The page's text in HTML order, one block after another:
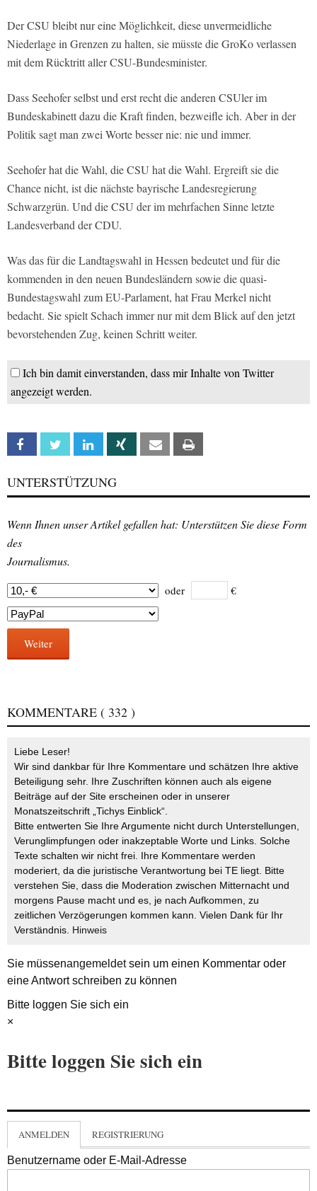
Der CSU bleibt nur eine Möglichkeit, diese unvermeidliche
Niederlage in Grenzen zu halten, sie müsste die GroKo verlassen
mit dem Rücktritt aller CSU-Bundesminister.
Dass Seehofer selbst und erst recht die anderen CSUler im
Bundeskabinett dazu die Kraft finden, bezweifle ich. Aber in der
Politik sagt man zwei Worte besser nie: nie und immer.
Seehofer hat die Wahl, die CSU hat die Wahl. Ergreift sie die
Chance nicht, ist die nächste bayrische Landesregierung
Schwarzgrün. Und die CSU der im mehrfachen Sinne letzte
Landesverband der CDU.
Was das für die Landtagswahl in Hessen bedeutet und für die
kommenden in den neuen Bundesländern sowie die quasi-
Bundestagswahl zum EU-Parlament, hat Frau Merkel nicht
bedacht. Sie spielt Schach immer nur mit dem Blick auf den jetzt
bevorstehenden Zug, keinen Schritt weiter.
Ich bin damit einverstanden, dass mir Inhalte von Twitter
angezeigt werden.
Facebook Twitter Linkedin Xing Email
UNTERSTÜTZUNG
Wenn Ihnen unser Artikel gefallen hat: Unterstützen Sie diese Form
des
Journalismus.
oder €
Weiter
KOMMENTARE ( 332 )
Liebe Leser!
Wir sind dankbar für Ihre Kommentare und schätzen Ihre aktive
Beteiligung sehr. Ihre Zuschriften können auch als eigene
Beiträge auf der Site erscheinen oder in unserer
Monatszeitschrift „Tichys Einblick“.
Bitte entwerten Sie Ihre Argumente nicht durch Unterstellungen,
Verunglimpfungen oder inakzeptable Worte und Links. Solche
Texte schalten wir nicht frei. Ihre Kommentare werden
moderiert, da die juristische Verantwortung bei TE liegt. Bitte
verstehen Sie, dass die Moderation zwischen Mitternacht und
morgens Pause macht und es, je nach Aufkommen, zu
zeitlichen Verzögerungen kommen kann. Vielen Dank für Ihr
Verständnis. Hinweis
Sie müssenangemeldetsein um einen Kommentar oder
eine Antwort schreiben zu können
Bitte loggen Sie sich ein
×
Bitte loggen Sie sich ein
ANMELDEN REGISTRIERUNG
Benutzername oder E-Mail-Adresse